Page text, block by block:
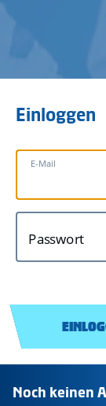
Einloggen
E-Mail
Passwort
Noch keinen